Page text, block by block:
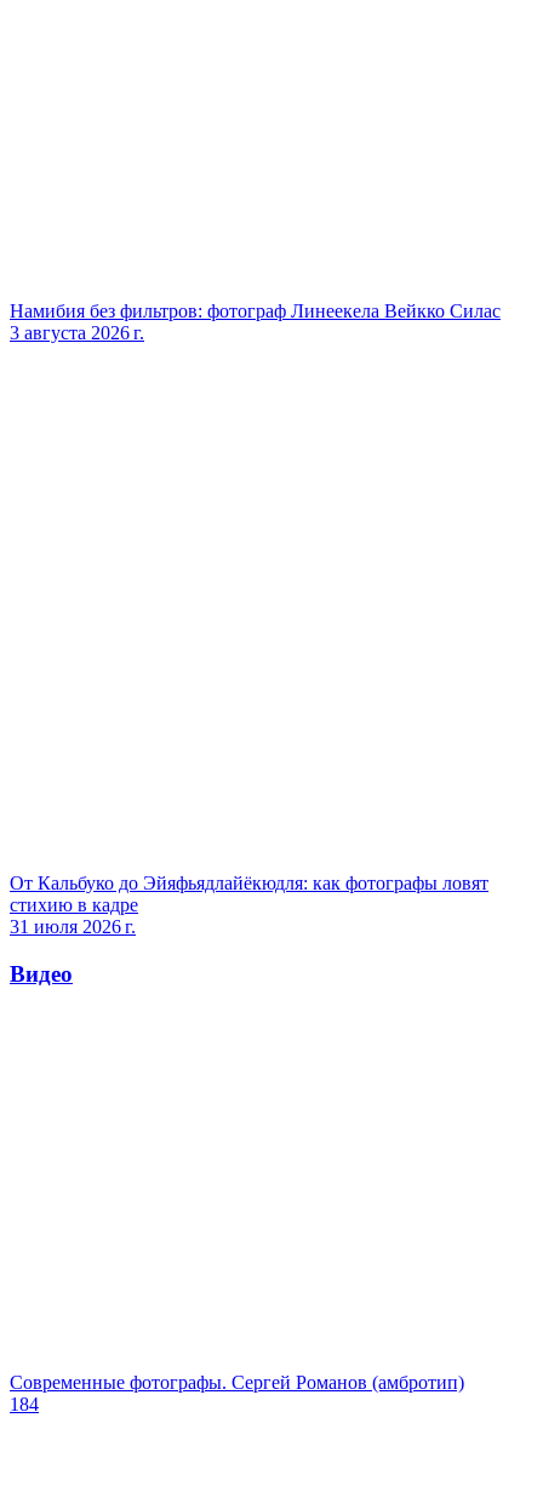
Намибия без фильтров: фотограф Линеекела Вейкко Силас
3 августа 2026 г.
От Кальбуко до Эйяфьядлайёкюдля: как фотографы ловят
стихию в кадре
31 июля 2026 г.
Видео
Современные фотографы. Сергей Романов (амбротип)
184